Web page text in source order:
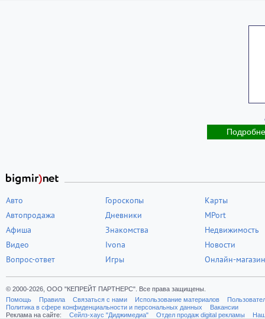
Авто
Автопродажа
Афиша
Видео
Вопрос-ответ
Гороскопы
Дневники
Знакомства
Ivona
Игры
Карты
MPort
Недвижимость
Новости
Онлайн-магазин
© 2000-2026, ООО "КЕПРЕЙТ ПАРТНЕРС". Все права защищены.
Помощь
Правила Связаться с нами Использование материалов
Политика в сфере конфиденциальности и персональных данных
Вакансии
Реклама на сайте:
Cейлз-хаус "Диджимедиа" Отдел продаж digital рекламы